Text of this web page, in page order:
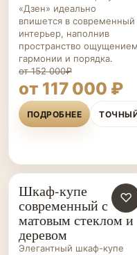
«Дзен» идеально
впишется в современный
интерьер, наполнив
пространство ощущением
гармонии и порядка.
от 152 000₽
от 117 000 ₽
ПОДРОБНЕЕ
ШКАФЫ-
КУПЕ НА ЗАКАЗ
♡
Шкаф-купе
современный с
матовым стеклом и
деревом
Элегантный шкаф-купе